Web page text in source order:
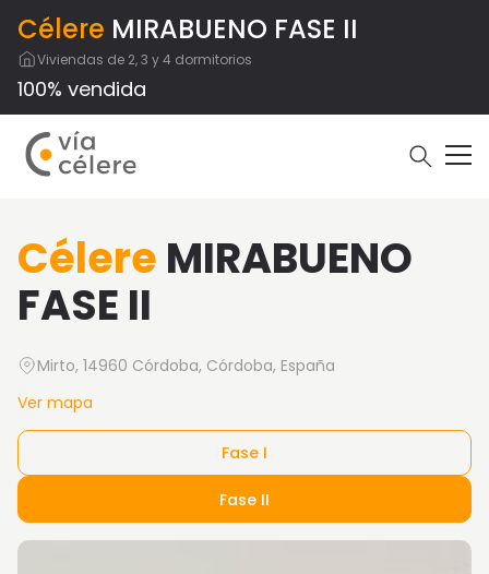
Célere MIRABUENO FASE II
Viviendas de 2, 3 y 4 dormitorios
100% vendida
Célere MIRABUENO
FASE II
Mirto, 14960 Córdoba, Córdoba, España
Ver mapa
Fase I
Fase II